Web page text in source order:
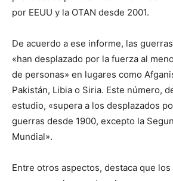
por EEUU y la OTAN desde 2001.
De acuerdo a ese informe, las
«han desplazado por la fuerza al
de personas» en lugares como
Pakistán, Libia o Siria. Este número,
estudio, «supera a los desplazados
guerras desde 1900, excepto la
Mundial».
Entre otros aspectos, destaca que